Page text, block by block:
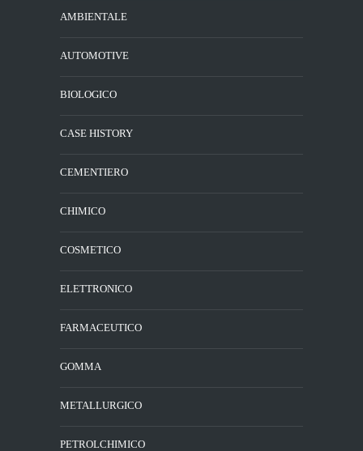
AMBIENTALE
AUTOMOTIVE
BIOLOGICO
CASE HISTORY
CEMENTIERO
CHIMICO
COSMETICO
ELETTRONICO
FARMACEUTICO
GOMMA
METALLURGICO
PETROLCHIMICO